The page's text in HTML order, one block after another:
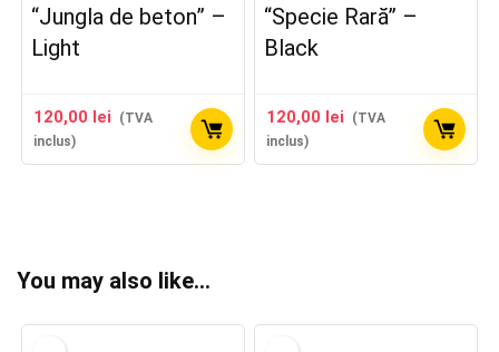
“Jungla de beton” –
Light
120,00 lei
(TVA
inclus)
“Specie Rară” –
Black
120,00 lei
(TVA
inclus)
You may also like…